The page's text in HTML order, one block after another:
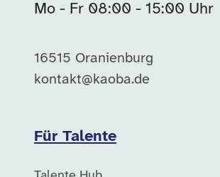
Mo - Fr 08:00 - 15:00 Uhr
16515 Oranienburg
kontakt@kaoba.de
Für Talente